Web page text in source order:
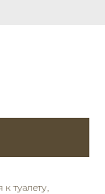
туалету,